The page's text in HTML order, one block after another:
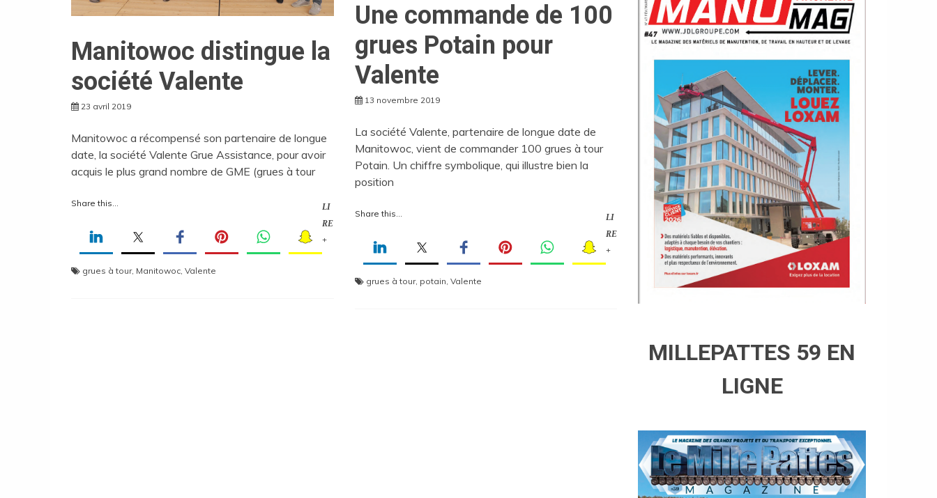
Une commande de 100
grues Potain pour
Valente
13 novembre 2019
La société Valente, partenaire de longue date de
Manitowoc, vient de commander 100 grues à tour
Potain. Un chiffre symbolique, qui illustre bien la
position
Share this...
LI
RE
+
grues à tour, potain, Valente
Manitowoc distingue la
société Valente
23 avril 2019
Manitowoc a récompensé son partenaire de longue
date, la société Valente Grue Assistance, pour avoir
acquis le plus grand nombre de GME (grues à tour
Share this...
LI
RE
+
grues à tour, Manitowoc, Valente
MILLEPATTES 59 EN
LIGNE